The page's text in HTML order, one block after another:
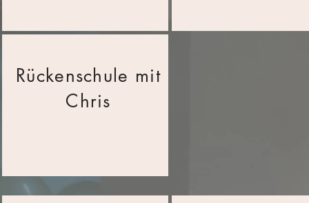
Rückenschule mit
Chris